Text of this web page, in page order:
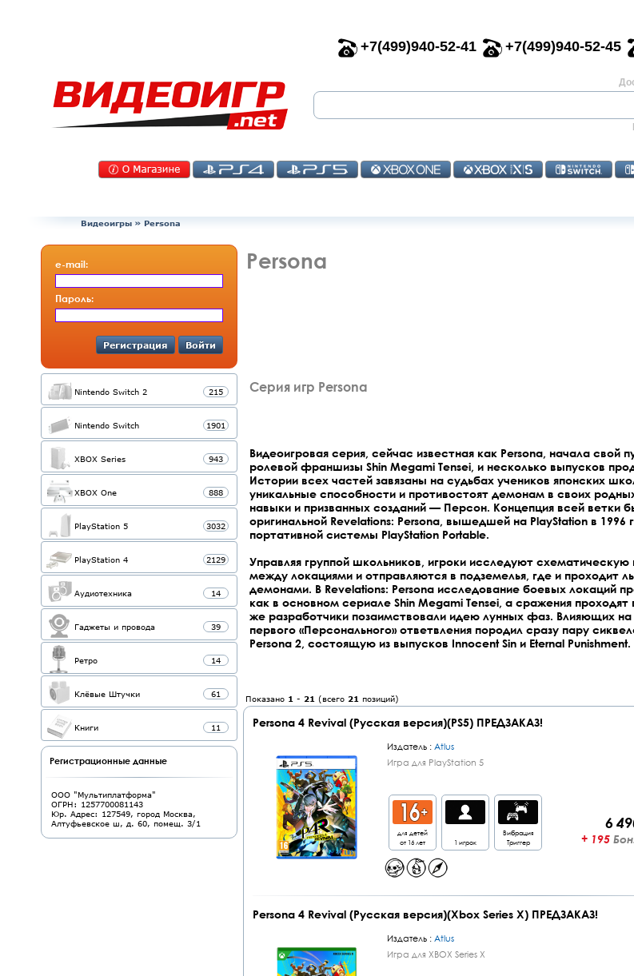
+7(499)940-52-41 +7(499)940-52-45
Видеоигры » Persona
e-mail:
Пароль:
Регистрация Войти
Nintendo Switch 2 215
Nintendo Switch 1901
XBOX Series 943
XBOX One 888
PlayStation 5 3032
PlayStation 4 2129
Аудиотехника 14
Гаджеты и провода 39
Ретро 14
Клёвые Штучки 61
Книги 11
Регистрационные данные
ООО "Мультиплатформа"
ОГРН: 1257700081143
Юр. Адрес: 127549, город Москва,
Алтуфьевское ш, д. 60, помещ. 3/1
Persona
Серия игр Persona
Видеоигровая серия, сейчас известная как Persona, начала свой
ролевой франшизы Shin Megami Tensei, и несколько выпусков
Истории всех частей завязаны на судьбах учеников японских
уникальные способности и противостоят демонам в своих
навыки и призванных созданий — Персон. Концепция всей ветки
оригинальной Revelations: Persona, вышедшей на PlayStation в 1996
портативной системы PlayStation Portable.
Управляя группой школьников, игроки исследуют
между локациями и отправляются в подземелья, где и проходит
демонами. В Revelations: Persona исследование боевых локаций
как в основном сериале Shin Megami Tensei, а сражения
же разработчики позаимствовали идею лунных фаз. Влияющих
первого «Персонального» ответвления породил сразу пару
Persona 2, состоящую из выпусков Innocent Sin и Eternal Punishment.
Показано 1 - 21 (всего 21 позиций)
Persona 4 Revival (Русская версия)(PS5) ПРЕДЗАКАЗ!
Издатель :Atlus
Игра для PlayStation 5
для детей
от 16 лет
1 игрок
Вибрация
Триггер
6
+ 195
Persona 4 Revival (Русская версия)(Xbox Series X) ПРЕДЗАКАЗ!
Издатель :Atlus
Игра для XBOX Series X